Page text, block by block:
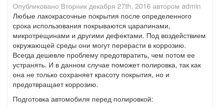
Опубликовано Вторник декабря 27th, 2016 автором admin
Любые лакокрасочные покрытия после определенного
срока использования покрываются царапинами,
микротрещинами и другими дефектами. Под воздействием
окружающей среды они могут перерасти в коррозию.
Всегда дешевле проблему предотвратить, чем потом ее
устранять. И в данном случае поможет полировка, так как
она не только сохраняет красоту покрытия, но и
предотвращает коррозию.
Подготовка автомобиля перед полировкой: